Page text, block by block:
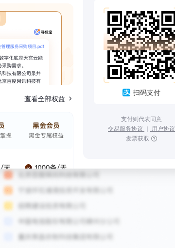
查看全部权益
扫码支付
支付则代表同意
交易服务协议 ｜ 用户协议
发票获取